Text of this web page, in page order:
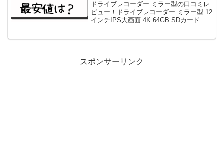
ドライブレコーダー ミラー型の口コミレ
ビュー！ドライブレコーダー ミラー型 12
インチIPS大画面 4K 64GB SDカード ド
スポンサーリンク